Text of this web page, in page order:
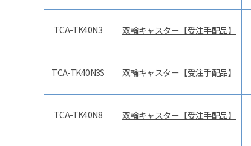
TCA-TK40N3 双輪キャスター【受注手配品】
TCA-TK40N3S 双輪キャスター【受注手配品】
TCA-TK40N8 双輪キャスター【受注手配品】